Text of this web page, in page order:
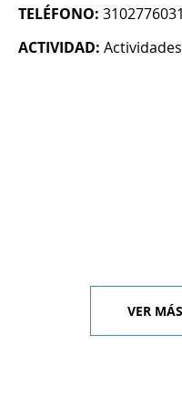
TELÉFONO: 3102776031
ACTIVIDAD:
VER